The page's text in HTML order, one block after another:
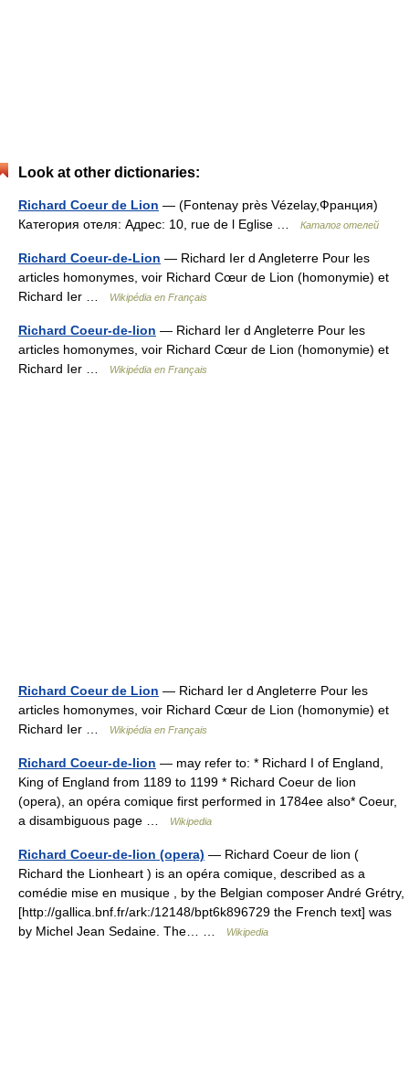
Look at other dictionaries:
Richard Coeur de Lion — (Fontenay près Vézelay,Франция)
Категория отеля: Адрес: 10, rue de l Eglise …
Каталог отелей
Richard Coeur-de-Lion — Richard Ier d Angleterre Pour les
articles homonymes, voir Richard Cœur de Lion (homonymie) et
Richard Ier …
Wikipédia en Français
Richard Coeur-de-lion — Richard Ier d Angleterre Pour les
articles homonymes, voir Richard Cœur de Lion (homonymie) et
Richard Ier …
Wikipédia en Français
Richard Coeur de Lion — Richard Ier d Angleterre Pour les
articles homonymes, voir Richard Cœur de Lion (homonymie) et
Richard Ier …
Wikipédia en Français
Richard Coeur-de-lion — may refer to: * Richard I of England,
King of England from 1189 to 1199 * Richard Coeur de lion
(opera), an opéra comique first performed in 1784ee also* Coeur,
a disambiguous page …
Wikipedia
Richard Coeur-de-lion (opera) — Richard Coeur de lion (
Richard the Lionheart ) is an opéra comique, described as a
comédie mise en musique , by the Belgian composer André Grétry,
[http://gallica.bnf.fr/ark:/12148/bpt6k896729 the French text] was
by Michel Jean Sedaine. The… …
Wikipedia